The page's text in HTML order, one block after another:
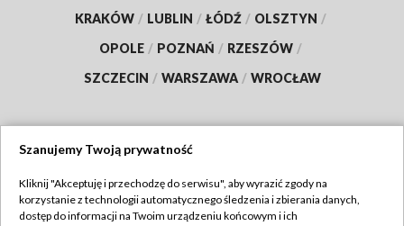
KRAKÓW / LUBLIN / ŁÓDŹ / OLSZTYN /
OPOLE / POZNAŃ / RZESZÓW /
SZCZECIN / WARSZAWA / WROCŁAW
TVP
Szanujemy Twoją prywatność
Kliknij "Akceptuję i przechodzę do serwisu", aby wyrazić zgody na
korzystanie z technologii automatycznego śledzenia i zbierania danych,
dostęp do informacji na Twoim urządzeniu końcowym i ich